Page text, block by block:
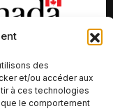
des
et/ou accéder aux
à ces technologies
le comportement